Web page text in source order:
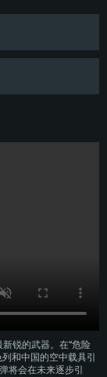
锐的武器。在“危险
和中国的空中载具引
将会在未来逐步引